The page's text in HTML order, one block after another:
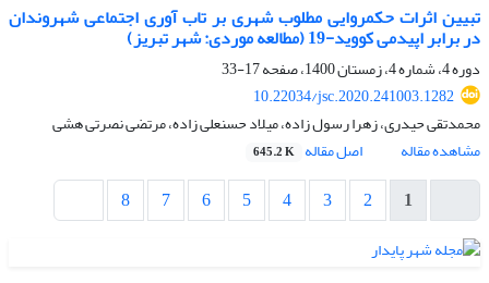
تبیین اثرات حکمروایی مطلوب شهری بر تاب آوری اجتماعی شهروندان
در برابر اپیدمی کووید-19 (مطالعه موردی: شهر تبریز)
دوره 4، شماره 4، زمستان 1400، صفحه
17-33
10.22034/jsc.2020.241003.1282
محمدتقی حیدری، زهرا رسول زاده، میلاد حسنعلی زاده، مرتضی نصرتی هشی
مشاهده مقاله
اصل مقاله 645.2 K
1
2
3
4
5
6
7
8